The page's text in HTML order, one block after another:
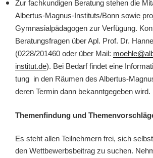
Zur fach­kun­di­gen Bera­tung ste­hen die
Albertus-Magnus-Instituts/Bonn sowie
Gym­na­si­al­päd­ago­gen zur Ver­fü­gung.
Bera­tungs­fra­gen über Apl. Prof. Dr.
(0228/201460 oder über Mail:
institut.de). Bei Bedarf fin­det eine
tung in den Räu­men des Albertus-
deren Ter­min dann bekannt­ge­ge­ben wird.
The­men­fin­dung und
Es steht allen Teil­neh­mern frei, sich
den Wett­be­werbs­bei­trag zu suchen.